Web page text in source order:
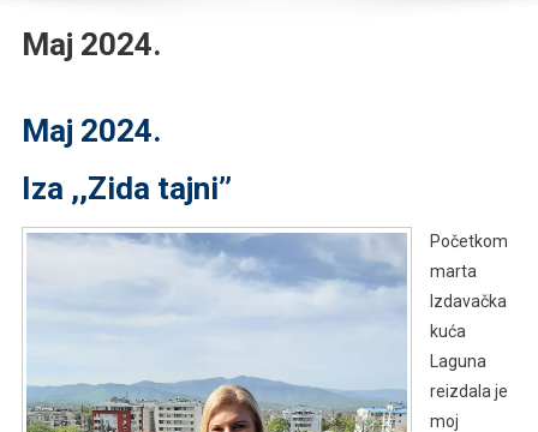
Maj 2024.
Maj 2024.
Iza ,,Zida tajni’’
Početkom
marta
Izdavačka
kuća
Laguna
reizdala je
moj